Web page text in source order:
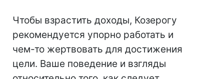
Чтобы взрастить доходы, Козерогу
рекомендуется упорно работать и
чем-то жертвовать для достижения
цели. Ваше поведение и взгляды